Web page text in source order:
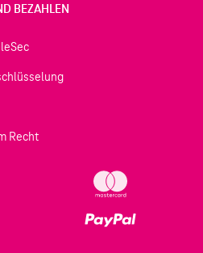
BEZAHLEN
Recht